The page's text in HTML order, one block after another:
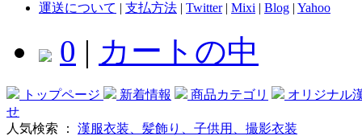
運送について | 支払方法 | Twitter| Mixi | Blog | Yahoo
0 | カートの中
トップページ 新着情報 商品カテゴリ
オリジナル
せ
人気検索 ： 漢服衣装、髪飾り、子供用、撮影衣装